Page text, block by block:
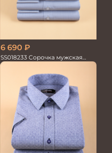
6 690 ₽
SS018233 Сорочка мужская
GROSTYLE TRENDY